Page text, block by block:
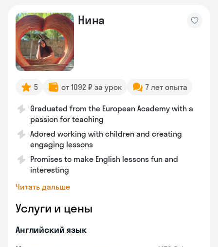
Нина
5 от 1092 ₽ за урок 7 лет опыта
Graduated from the European Academy with a
passion for teaching
Adored working with children and creating
engaging lessons
Promises to make English lessons fun and
interesting
Читать дальше
Услуги и цены
Английский язык